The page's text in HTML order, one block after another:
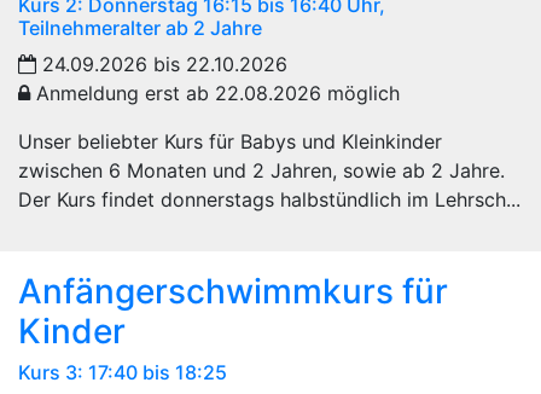
Teilnehmeralter ab 2 Jahre
24.09.2026 bis 22.10.2026
Anmeldung erst ab 22.08.2026 möglich
Unser beliebter Kurs für Babys und Kleinkinder
zwischen 6 Monaten und 2 Jahren, sowie ab 2 Jahre.
Der Kurs findet donnerstags halbstündlich im Lehrsch...
Anfängerschwimmkurs für
Kinder
Kurs 3: 17:40 bis 18:25